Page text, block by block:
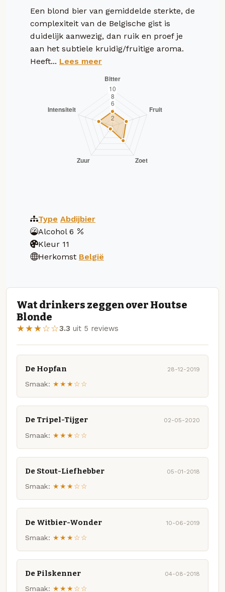
Een blond bier van gemiddelde sterkte, de
complexiteit van de Belgische gist is
duidelijk aanwezig, dan ruik en proef je
aan het subtiele kruidig/fruitige aroma.
Heeft... Lees meer
Type Abdijbier
Alcohol 6
Kleur 11
Herkomst België
Wat drinkers zeggen over Houtse
Blonde
★★★☆☆3.3 uit 5 reviews
De Hopfan 28-12-2019
Smaak: ★★★☆☆
De Tripel-Tijger 02-05-2020
Smaak: ★★★☆☆
De Stout-Liefhebber 05-01-2018
Smaak: ★★★☆☆
De Witbier-Wonder 10-06-2019
Smaak: ★★★☆☆
De Pilskenner 04-08-2018
Smaak: ★★★☆☆